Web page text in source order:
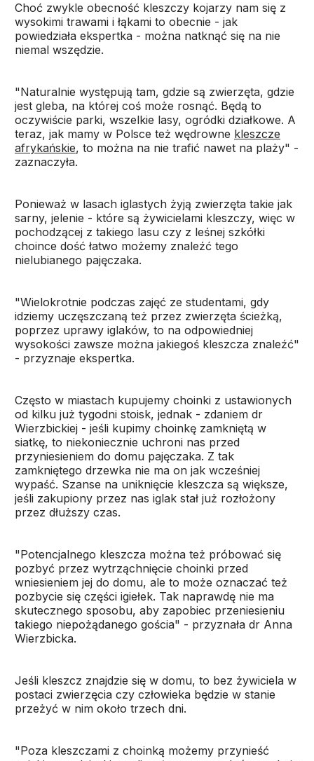
Choć zwykle obecność kleszczy kojarzy nam się z
wysokimi trawami i łąkami to obecnie - jak
powiedziała ekspertka - można natknąć się na nie
niemal wszędzie.
"Naturalnie występują tam, gdzie są zwierzęta, gdzie
jest gleba, na której coś może rosnąć. Będą to
oczywiście parki, wszelkie lasy, ogródki działkowe. A
teraz, jak mamy w Polsce też wędrowne kleszcze
afrykańskie, to można na nie trafić nawet na plaży" -
zaznaczyła.
Ponieważ w lasach iglastych żyją zwierzęta takie jak
sarny, jelenie - które są żywicielami kleszczy, więc w
pochodzącej z takiego lasu czy z leśnej szkółki
choince dość łatwo możemy znaleźć tego
nielubianego pajęczaka.
"Wielokrotnie podczas zajęć ze studentami, gdy
idziemy uczęszczaną też przez zwierzęta ścieżką,
poprzez uprawy iglaków, to na odpowiedniej
wysokości zawsze można jakiegoś kleszcza znaleźć"
- przyznaje ekspertka.
Często w miastach kupujemy choinki z ustawionych
od kilku już tygodni stoisk, jednak - zdaniem dr
Wierzbickiej - jeśli kupimy choinkę zamkniętą w
siatkę, to niekoniecznie uchroni nas przed
przyniesieniem do domu pajęczaka. Z tak
zamkniętego drzewka nie ma on jak wcześniej
wypaść. Szanse na uniknięcie kleszcza są większe,
jeśli zakupiony przez nas iglak stał już rozłożony
przez dłuższy czas.
"Potencjalnego kleszcza można też próbować się
pozbyć przez wytrząchnięcie choinki przed
wniesieniem jej do domu, ale to może oznaczać też
pozbycie się części igiełek. Tak naprawdę nie ma
skutecznego sposobu, aby zapobiec przeniesieniu
takiego niepożądanego gościa" - przyznała dr Anna
Wierzbicka.
Jeśli kleszcz znajdzie się w domu, to bez żywiciela w
postaci zwierzęcia czy człowieka będzie w stanie
przeżyć w nim około trzech dni.
"Poza kleszczami z choinką możemy przynieść